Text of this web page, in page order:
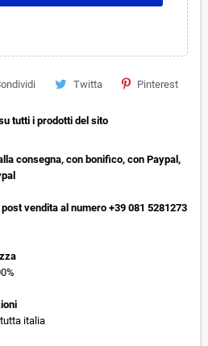
Twitta Pinterest
tutti i prodotti del sito
consegna, con bonifico, con Paypal,
vendita al numero +39 081 5281273
italia